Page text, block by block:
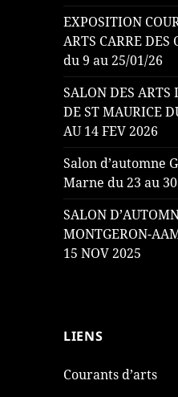
EXPOSITION
ARTS CARRE DES
du 9 au 25/01/26
SALON DES ARTS
DE ST MAURICE
AU 14 FEV 2026
Salon d’automne
Marne du 23 au
SALON
MONTGERON-
15 NOV 2025
LIENS
Courants d’arts